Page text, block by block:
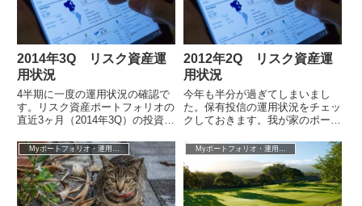
2014年3Q リスク資産運
用状況
4半期に一度の運用状況の確認で
す。リスク資産ポートフォリオの
直近3ヶ月（2014年3Q）の投資収
ク資産への投資を開始して以...
2012年2Q リスク資産運
用状況
今年も半分が過ぎてしまいまし
た。保有投信の運用状況をチェッ
クしておきます。我が家のポート
年2Q）の投資収益率は-0.2％と横
Myポートフォリオ・運用成績 Myポートフォリオ・運用成績